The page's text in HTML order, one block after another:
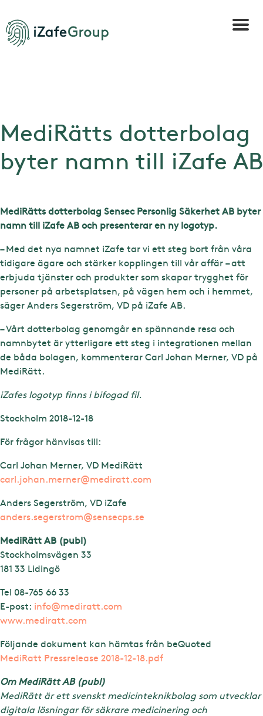
MediRätts dotterbolag
byter namn till iZafe AB
MediRätts dotterbolag Sensec Personlig Säkerhet AB byter
namn till iZafe AB och presenterar en ny logotyp.
– Med det nya namnet iZafe tar vi ett steg bort från våra
tidigare ägare och stärker kopplingen till vår affär – att
erbjuda tjänster och produkter som skapar trygghet för
personer på arbetsplatsen, på vägen hem och i hemmet,
säger Anders Segerström, VD på iZafe AB.
– Vårt dotterbolag genomgår en spännande resa och
namnbytet är ytterligare ett steg i integrationen mellan
de båda bolagen, kommenterar Carl Johan Merner, VD på
MediRätt.
iZafes logotyp finns i bifogad fil.
Stockholm 2018-12-18
För frågor hänvisas till:
Carl Johan Merner, VD MediRätt
carl.johan.merner@mediratt.com
Anders Segerström, VD iZafe
anders.segerstrom@sensecps.se
MediRätt AB (publ)
Stockholmsvägen 33
181 33 Lidingö
Tel 08-765 66 33
E-post: info@mediratt.com
www.mediratt.com
Följande dokument kan hämtas från beQuoted
MediRatt Pressrelease 2018-12-18.pdf
Om MediRätt AB (publ)
MediRätt är ett svenskt medicinteknikbolag som utvecklar
digitala lösningar för säkrare medicinering och